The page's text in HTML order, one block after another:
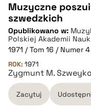
CZYSTY TEKST
pobierz cytat
BIBTEX
Muzyczne
szwedzkich
Opublikowano w:
Polskiej Akademii Nauk
1971 / Tom 16 / Numer
ROK: 1971
Zygmunt M.
Zacytuj